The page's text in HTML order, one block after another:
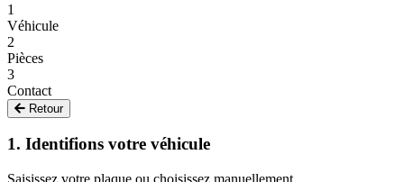
1
Véhicule
2
Pièces
3
Contact
Retour
1. Identifions votre véhicule
Saisissez votre plaque ou choisissez manuellement